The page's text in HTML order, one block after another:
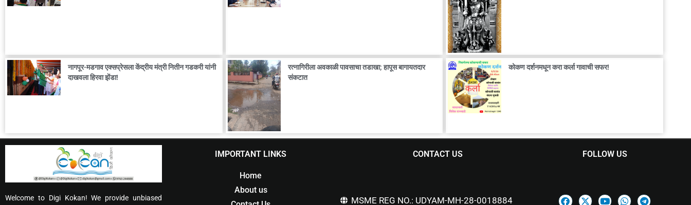
नागपूर-मडगाव एक्सप्रेसला केंद्रीय मंत्री नितीन गडकरी यांनी
दाखवला हिरवा झेंडा!
रत्नागिरीला अवकाळी पावसाचा तडाखा; हापूस बागायतदार
संकटात
कोकण दर्शनमधून करा कर्ला गावाची सफर!
Welcome to Digi Kokan! We provide unbiased
IMPORTANT LINKS
Home
About us
CONTACT US
MSME REG NO.: UDYAM-MH-28-0018884
FOLLOW US